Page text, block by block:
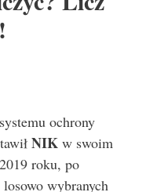
ochrony
NIK w swoim
roku, po
wybranych